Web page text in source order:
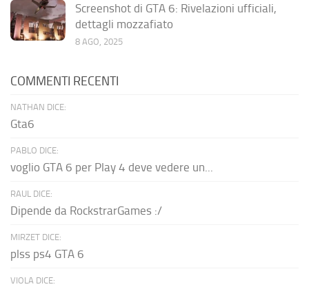
Screenshot di GTA 6: Rivelazioni ufficiali,
dettagli mozzafiato
8 AGO, 2025
COMMENTI RECENTI
NATHAN DICE:
Gta6
PABLO DICE:
voglio GTA 6 per Play 4 deve vedere un...
RAUL DICE:
Dipende da RockstrarGames :/
MIRZET DICE:
plss ps4 GTA 6
VIOLA DICE: